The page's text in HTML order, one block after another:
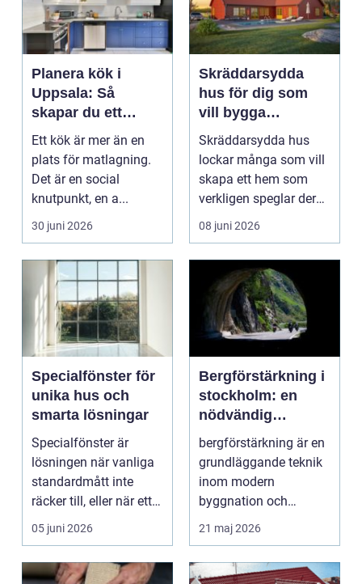
Planera kök i
Uppsala: Så
skapar du ett
funktionellt och
hållbart kök
Ett kök är mer än en
plats för matlagning.
Det är en social
knutpunkt, en a...
30 juni 2026
Skräddarsydda
hus för dig som
vill bygga
personligt och
hållbart
Skräddarsydda hus
lockar många som vill
skapa ett hem som
verkligen speglar deras
liv, sm...
08 juni 2026
Specialfönster för
unika hus och
smarta lösningar
Specialfönster är
lösningen när vanliga
standardmått inte
räcker till, eller när ett
hus behöver fön...
05 juni 2026
Bergförstärkning i
stockholm: en
nödvändig
byggteknik
bergförstärkning är en
grundläggande teknik
inom modern
byggnation och
infrastrukturutveckling,
särs...
21 maj 2026